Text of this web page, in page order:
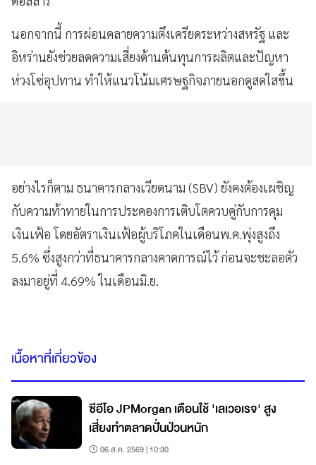
นอกจากนี้ การผ่อนคลายความตึงเครียดระหว่างสหรัฐ และ
อิหร่านยังช่วยลดความเสี่ยงด้านต้นทุนการผลิตและปัญหา
ห่วงโซ่อุปทาน ทำให้แนวโน้มเศรษฐกิจภายนอกดูสดใสขึ้น
อย่างไรก็ตาม ธนาคารกลางเวียดนาม (SBV) ยังคงต้องเผชิญ
กับความท้าทายในการประคองการเติบโตควบคู่กับการคุม
เงินเฟ้อ โดยอัตราเงินเฟ้อผู้บริโภคในเดือนพ.ค.พุ่งสูงถึง
5.6% ซึ่งสูงกว่าที่ธนาคารกลางคาดการณ์ไว้ ก่อนจะชะลอตัว
ลงมาอยู่ที่ 4.69% ในเดือนมิ.ย.
เนื้อหาที่เกี่ยวข้อง
ซีอีโอ JPMorgan เตือนใช้ 'เลเวอเรจ' สูง
เสี่ยงทำตลาดปั่นป่วนหนัก
06 ส.ค. 2569 | 10:30